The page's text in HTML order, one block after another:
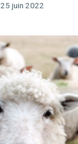
25 juin 2022